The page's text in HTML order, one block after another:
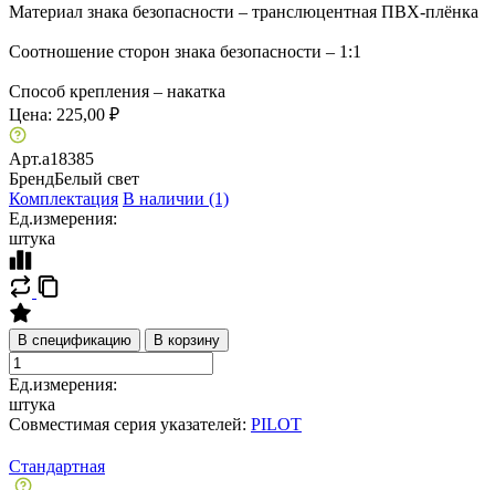
Материал знака безопасности – транслюцентная ПВХ-плёнка
Соотношение сторон знака безопасности – 1:1
Способ крепления – накатка
Цена: 225,00 ₽
Арт.a18385
БрендБелый свет
Комплектация В наличии (1)
Ед.измерения:
штука
В спецификацию В корзину
Ед.измерения:
штука
Совместимая серия указателей: PILOT
Стандартная